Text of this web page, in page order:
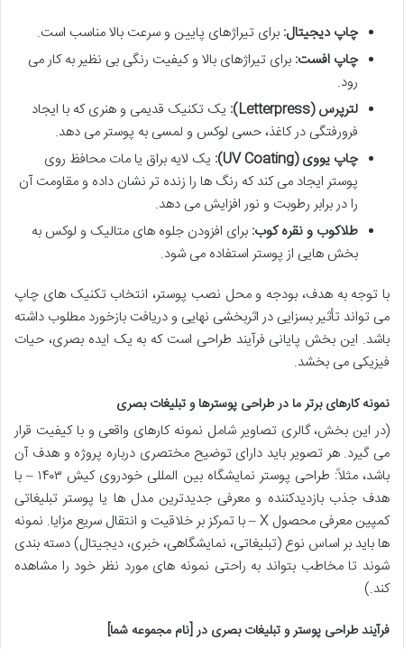
چاپ دیجیتال: برای تیراژهای پایین و سرعت بالا مناسب است.
چاپ افست: برای تیراژهای بالا و کیفیت رنگی بی نظیر به کار می
رود.
لترپرس (Letterpress):
یک تکنیک قدیمی و هنری که با ایجاد
فرورفتگی در کاغذ، حسی لوکس و لمسی به پوستر می دهد.
چاپ یووی (UV Coating):
یک لایه براق یا مات محافظ روی
پوستر ایجاد می کند که رنگ ها را زنده تر نشان داده و مقاومت آن
را در برابر رطوبت و نور افزایش می دهد.
طلاکوب و نقره کوب: برای افزودن جلوه های متالیک و لوکس به
بخش هایی از پوستر استفاده می شود.
با توجه به هدف، بودجه و محل نصب پوستر، انتخاب تکنیک های چاپ
می تواند تأثیر بسزایی در اثربخشی نهایی و دریافت بازخورد مطلوب داشته
باشد. این بخش پایانی فرآیند طراحی است که به یک ایده بصری، حیات
فیزیکی می بخشد.
نمونه کارهای برتر ما در طراحی پوسترها و تبلیغات بصری
(در این بخش، گالری تصاویر شامل نمونه کارهای واقعی و با کیفیت قرار
می گیرد. هر تصویر باید دارای توضیح مختصری درباره پروژه و هدف آن
باشد، مثلاً: طراحی پوستر نمایشگاه بین المللی خودروی کیش ۱۴۰۳ – با
هدف جذب بازدیدکننده و معرفی جدیدترین مدل ها یا پوستر تبلیغاتی
کمپین معرفی محصول X – با تمرکز بر خلاقیت و انتقال سریع مزایا. نمونه
ها باید بر اساس نوع (تبلیغاتی، نمایشگاهی، خبری، دیجیتال) دسته بندی
شوند تا مخاطب بتواند به راحتی نمونه های مورد نظر خود را مشاهده
کند.)
فرآیند طراحی پوستر و تبلیغات بصری در [نام مجموعه شما]